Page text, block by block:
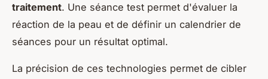
traitement. Une séance test permet d'évaluer la
réaction de la peau et de définir un calendrier de
séances pour un résultat optimal.
La précision de ces technologies permet de cibler